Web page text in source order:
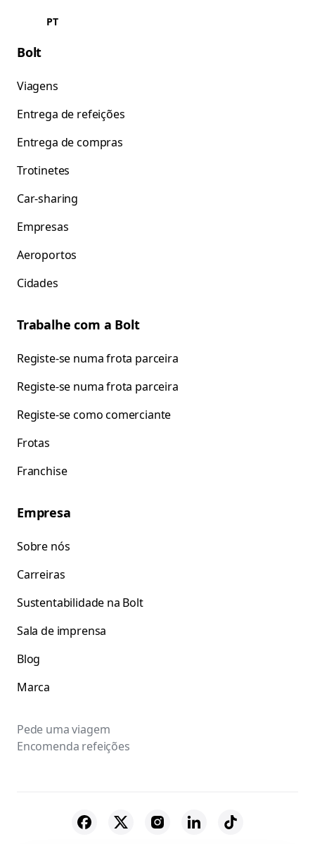
PT
Bolt
Viagens
Entrega de refeições
Entrega de compras
Trotinetes
Car-sharing
Empresas
Aeroportos
Cidades
Trabalhe com a Bolt
Registe-se numa frota parceira
Registe-se numa frota parceira
Registe-se como comerciante
Frotas
Franchise
Empresa
Sobre nós
Carreiras
Sustentabilidade na Bolt
Sala de imprensa
Blog
Marca
Pede uma viagem
Encomenda refeições